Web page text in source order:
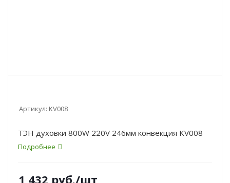
Артикул: KV008
ТЭН духовки 800W 220V 246мм конвекция KV008
Подробнее
1 432 руб./шт